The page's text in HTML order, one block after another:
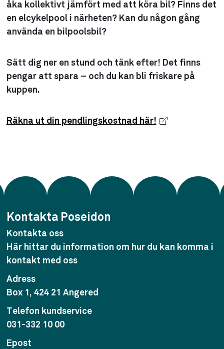
åka kollektivt jämfört med att köra bil? Finns det
en elcykelpool i närheten? Kan du någon gång
använda en bilpoolsbil?
Sätt dig ner en stund och tänk efter! Det finns
pengar att spara – och du kan bli friskare på
kuppen.
Räkna ut din pendlingskostnad här!
Kontakta Poseidon
Kontakta oss
Här hittar du information om hur du kan komma i
kontakt med oss
Adress
Box 1, 424 21 Angered
Telefon kundservice
031-332 10 00
Epost